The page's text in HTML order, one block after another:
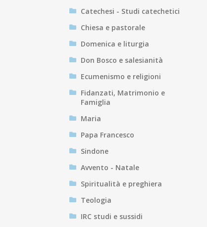
Catechesi - Studi catechetici
Chiesa e pastorale
Domenica e liturgia
Don Bosco e salesianità
Ecumenismo e religioni
Fidanzati, Matrimonio e
Famiglia
Maria
Papa Francesco
Sindone
Avvento - Natale
Spiritualità e preghiera
Teologia
IRC studi e sussidi